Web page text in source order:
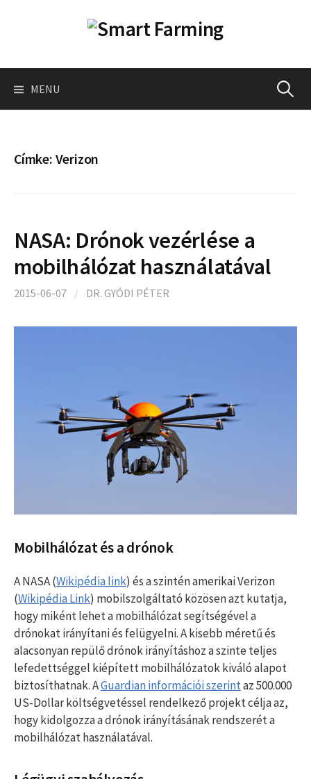
MENU
Címke: Verizon
NASA: Drónok vezérlése a
mobilhálózat használatával
2015-06-07 / DR. GYÓDI PÉTER
Mobilhálózat és a drónok
A NASA (Wikipédia link) és a szintén amerikai Verizon
(Wikipédia Link) mobilszolgáltató közösen azt kutatja,
hogy miként lehet a mobilhálózat segítségével a
drónokat irányítani és felügyelni. A kisebb méretű és
alacsonyan repülő drónok irányításhoz a szinte teljes
lefedettséggel kiépített mobilhálózatok kiváló alapot
biztosíthatnak. AGuardian információi szerintaz 500.000
US-Dollar költségvetéssel rendelkező projekt célja az,
hogy kidolgozza a drónok irányításának rendszerét a
mobilhálózat használatával.